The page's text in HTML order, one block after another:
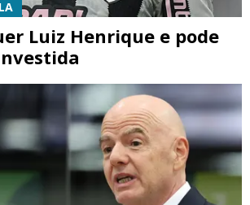
Luiz Henrique e pode